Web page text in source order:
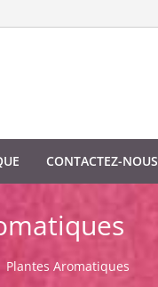
CONTACTEZ-NOUS
Plantes Aromatiques